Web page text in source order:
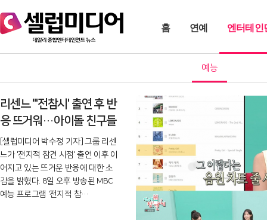
홈 연예 엔터테인
예능
리센느 "'전참시' 출연 후 반
응 뜨거워…아이돌 친구들
도 보면서 울었다고…
[셀럽미디어 박수정 기자] 그룹 리센
느가 '전지적 참견 시점' 출연 이후 이
어지고 있는 뜨거운 반응에 대한 소
감을 밝혔다. 8일 오후 방송된 MBC
예능 프로그램 '전지적 참…